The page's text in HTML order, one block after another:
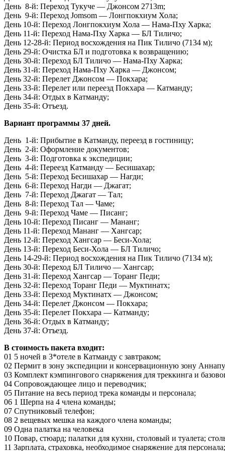
День 8-й: Переход Тукуче — Джонсом 2713m;
День 9-й: Переход Jomsom — Лонгпокхиум Хола;
День 10-й: Переход Лонгпокхиум Хола — Нама-Пху Харка;
День 11-й: Переход Нама-Пху Харка — БЛ Тиличо;
День 12-28-й: Период восхождения на Пик Тиличо (7134 м);
День 29-й: Очистка БЛ и подготовка к возвращению;
День 30-й: Переход БЛ Тиличо — Нама-Пху Харка;
День 31-й: Переход Нама-Пху Харка — Джонсом;
День 32-й: Перелет Джонсом — Покхара;
День 33-й: Перелет или переезд Покхара — Катманду;
День 34-й: Отдых в Катманду;
День 35-й: Отъезд.
Вариант программы 37 дней.
День 1-й: Прибытие в Катманду, переезд в гостиницу;
День 2-й: Оформление документов;
День 3-й: Подготовка к экспедиции;
День 4-й: Переезд Катманду — Бесишахар;
День 5-й: Переход Бесишахар — Нагди;
День 6-й: Переход Нагди — Джагат;
День 7-й: Переход Джагат — Тал;
День 8-й: Переход Тал — Чаме;
День 9-й: Переход Чаме — Писанг;
День 10-й: Переход Писанг — Мананг;
День 11-й: Переход Мананг — Хангсар;
День 12-й: Переход Хангсар — Беси-Хола;
День 13-й: Переход Беси-Хола — БЛ Тиличо;
День 14-29-й: Период восхождения на Пик Тиличо (7134 м);
День 30-й: Переход БЛ Тиличо — Хангсар;
День 31-й: Переход Хангсар — Торанг Педи;
День 32-й: Переход Торанг Педи — Муктинатх;
День 33-й: Переход Муктинатх — Джонсом;
День 34-й: Перелет Джонсом — Покхара;
День 35-й: Перелет Покхара — Катманду;
День 36-й: Отдых в Катманду;
День 37-й: Отъезд.
В стоимость пакета входит:
01 5 ночей в 3*отеле в Катманду с завтраком;
02 Пермит в зону экспедиции и консервационную зону
03 Комплект кэмпингового снаряжения для треккинга и
04 Сопровождающее лицо и переводчик;
05 Питание на весь период трека команды и персонала;
06 1 Шерпа на 4 члена команды;
07 Спутниковый телефон;
08 2 вещевых мешка на каждого члена команды;
09 Одна палатка на человека
10 Повар, стюард; палатки для кухни, столовый и туалета;
11 Зарплата, страховка, необходимое снаряжение для персонала;